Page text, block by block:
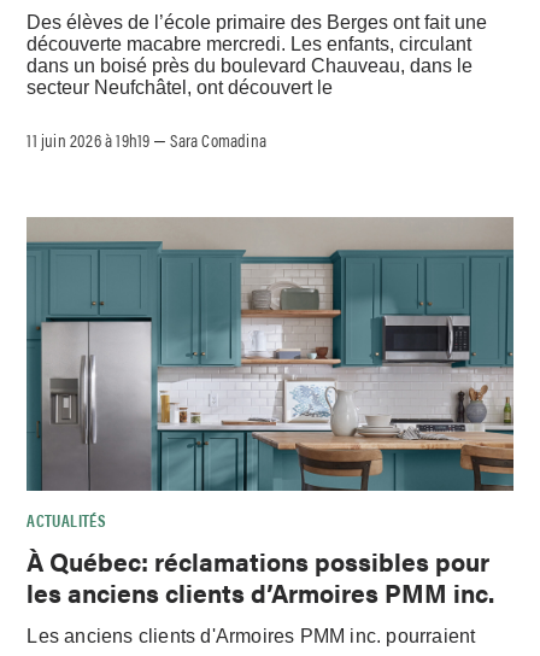
Des élèves de l’école primaire des Berges ont fait une
découverte macabre mercredi. Les enfants, circulant
dans un boisé près du boulevard Chauveau, dans le
secteur Neufchâtel, ont découvert le
11 juin 2026 à 19h19 –Sara Comadina
ACTUALITÉS
À Québec: réclamations possibles pour
les anciens clients d’Armoires PMM inc.
Les anciens clients d'Armoires PMM inc. pourraient